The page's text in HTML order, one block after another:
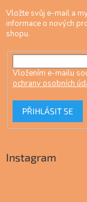
Vložte svůj e-mail a
informace o nových
shopu.
Vložením e-mailu
ochrany osobních
PŘIHLÁSIT SE
Instagram